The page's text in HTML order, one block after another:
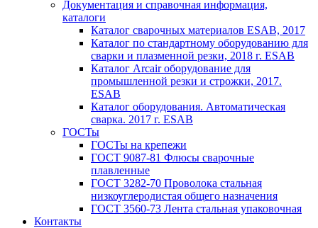
Документация и справочная информация,
каталоги
Каталог сварочных материалов ESAB, 2017
Каталог по стандартному оборудованию для
сварки и плазменной резки, 2018 г. ESAB
Каталог Arcair оборудование для
промышленной резки и строжки, 2017.
ESAB
Каталог оборудования. Автоматическая
сварка. 2017 г. ESAB
ГОСТы
ГОСТы на крепежи
ГОСТ 9087-81 Флюсы сварочные
плавленные
ГОСТ 3282-70 Проволока стальная
низкоуглеродистая общего назначения
ГОСТ 3560-73 Лента стальная упаковочная
Контакты